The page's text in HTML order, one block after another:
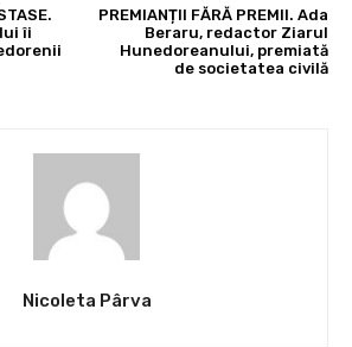
îi
PREMIANȚII FĂRĂ PREMII. Ada
Beraru, redactor Ziarul
Hunedoreanului, premiată
de societatea civilă
Nicoleta Pârva